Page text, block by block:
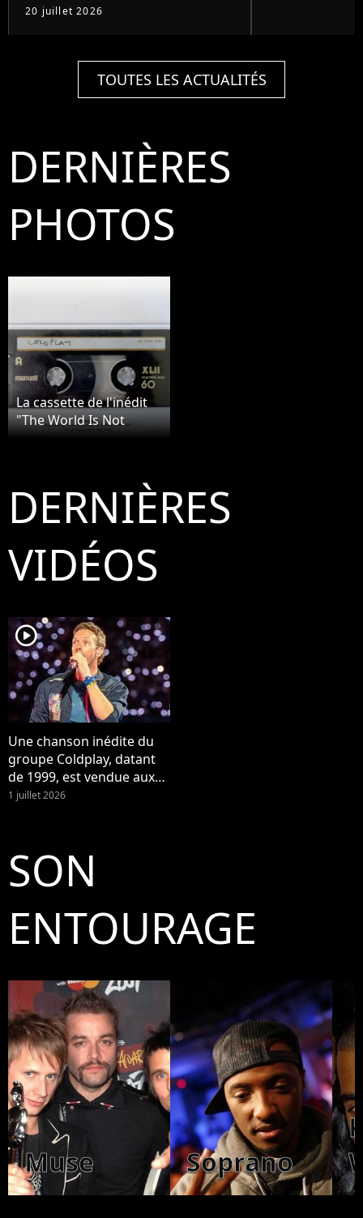
20 juillet 2026
TOUTES LES ACTUALITÉS
DERNIÈRES
PHOTOS
La cassette de l'inédit
"The World Is Not
Enough" enregistré par
DERNIÈRES
VIDÉOS
player2
Une chanson inédite du
groupe Coldplay, datant
de 1999, est vendue aux
enchères !
1 juillet 2026
SON
ENTOURAGE
Muse Soprano